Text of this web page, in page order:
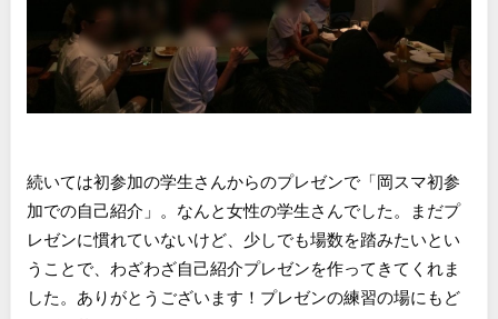
続いては初参加の学生さんからのプレゼンで「岡スマ初参
加での自己紹介」。なんと女性の学生さんでした。まだプ
レゼンに慣れていないけど、少しでも場数を踏みたいとい
うことで、わざわざ自己紹介プレゼンを作ってきてくれま
した。ありがとうございます！プレゼンの練習の場にもど